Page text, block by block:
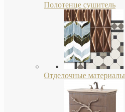
Полотенце сушитель
Отделочные материалы